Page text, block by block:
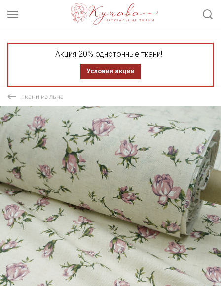
Акция 20% однотонные ткани!
Условия акции
Ткани из льна